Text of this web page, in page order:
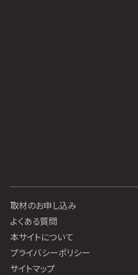
取材のお申し込み
よくある質問
本サイトについて
プライバシーポリシー
サイトマップ